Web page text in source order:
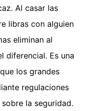
Al casar las
libras con alguien
eliminan al
diferencial. Es una
los grandes
regulaciones
la seguridad.